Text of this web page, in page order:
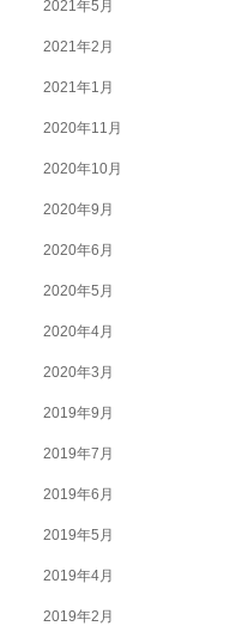
2021年5月
2021年2月
2021年1月
2020年11月
2020年10月
2020年9月
2020年6月
2020年5月
2020年4月
2020年3月
2019年9月
2019年7月
2019年6月
2019年5月
2019年4月
2019年2月